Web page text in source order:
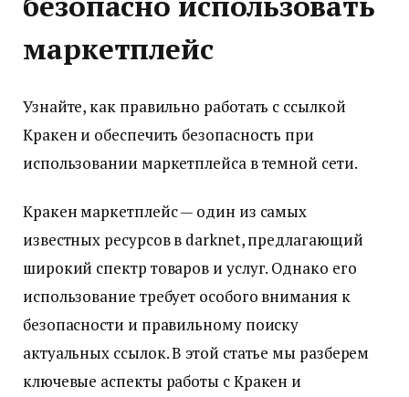
маркетплейс
Узнайте, как правильно работать с ссылкой
Кракен и обеспечить безопасность при
использовании маркетплейса в темной сети.
Кракен маркетплейс — один из самых
известных ресурсов в darknet, предлагающий
широкий спектр товаров и услуг. Однако его
использование требует особого внимания к
безопасности и правильному поиску
актуальных ссылок. В этой статье мы разберем
ключевые аспекты работы с Кракен и